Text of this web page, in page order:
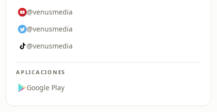
@venusmedia
@venusmedia
@venusmedia
APLICACIONES
Google Play